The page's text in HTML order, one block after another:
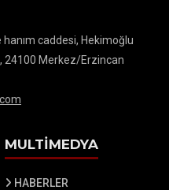
caddesi, Hekimoğlu
24100 Merkez/Erzincan
MULTİMEDYA
HABERLER